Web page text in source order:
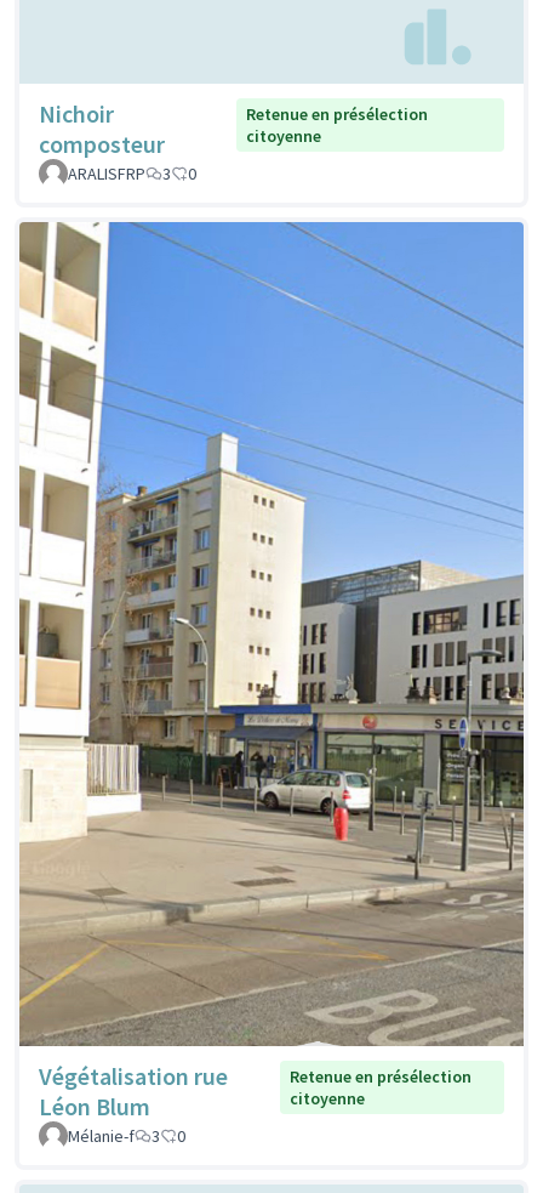
Nichoir
composteur
Retenue en présélection
citoyenne
ARALISFRP
3 0
Végétalisation rue
Léon Blum
Retenue en présélection
citoyenne
Mélanie-f
3 0